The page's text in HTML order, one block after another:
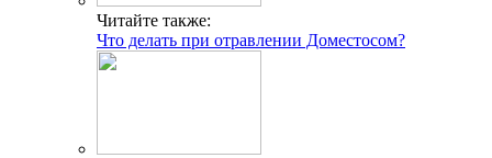
Читайте также:
Что делать при отравлении Доместосом?